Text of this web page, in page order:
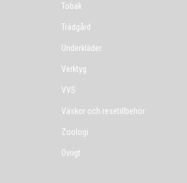
Tobak
Trädgård
Underkläder
Verktyg
VVS
Väskor och resetillbehör
Zoologi
Övrigt